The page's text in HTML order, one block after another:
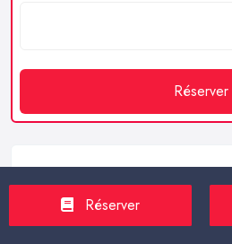
Réserver
Service client
https://proxilive.fr
Réserver